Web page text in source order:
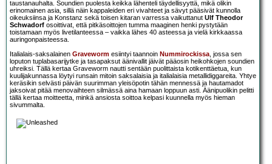
taustanauhalta. Soundien puolesta keikka lähenteli täydellisyyttä, mikä olikin
erinomainen asia, sillä näin kappaleiden eri vivahteet ja sävyt pääsivät kunnolla
oikeuksiinsa ja Konstanz sekä toisen kitaran varressa vaikuttanut Ulf Theodor
Schwadorf osoittivat, että pitkäsoittojen tumma maaginen henki pystytään
toistamaan myös livetilanteessa – vaikka lähes 40 asteessa ja vielä kirkkaassa
auringonpaisteessa.
Italialais-saksalainen Graveworm esiintyi taannoin Nummirockissa, jossa sen
loputon tuplabasarijytke ja tasapaksut äänivallit jäivät pääosin heikohkojen soundien
uhreiksi. Tällä kertaa Graveworm nautti sentään puolittaista kotikenttäetua, kun
kuulijakunnassa löytyi runsain mitoin saksalaisia ja italialaisia metallidiggareita. Yhtye
keräsikin selvästi päivän suurimman yleisöpotin tähän mennessä ja hautamadot
jaksoivat pitää menovaihteen silmässä aina hamaan loppuun asti. Äänipuolikin pelitti
tällä kertaa moitteetta, minkä ansiosta soittoa kelpasi kuunnella myös hieman
sivummalta.